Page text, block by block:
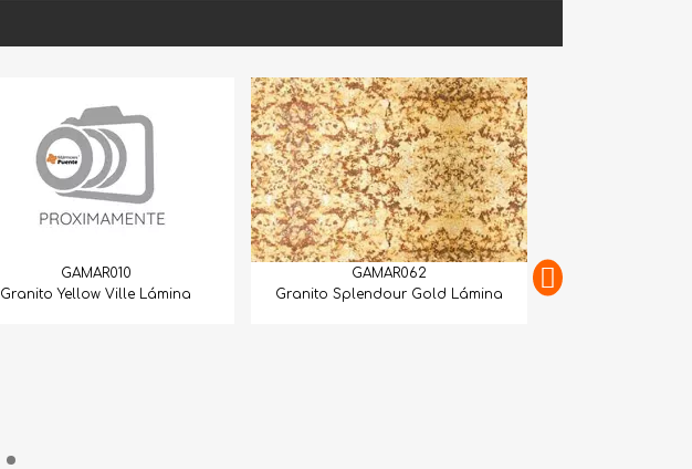
GAMAR010
Granito Yellow Ville Lámina
GAMAR062
Granito Splendour Gold Lámina